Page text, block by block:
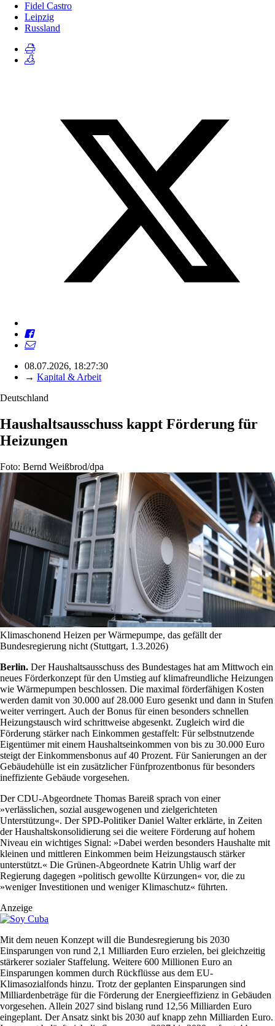
Fidel Castro
Leipzig
Russland
08.07.2026, 18:27:30
→ Kapital & Arbeit
Deutschland
Haushaltsausschuss kappt Förderung für
Heizungen
Foto: Bernd Weißbrod/dpa
Klimaschonend Heizen per Wärmepumpe, das gefällt der
Bundesregierung nicht (Stuttgart, 1.3.2026)
Berlin. Der Haushaltsausschuss des Bundestages hat am Mittwoch ein
neues ⁠Förderkonzept für den Umstieg auf klimafreundliche Heizungen
⁠wie Wärmepumpen beschlossen. Die maximal förderfähigen Kosten
werden damit von 30.000 auf 28.000 Euro gesenkt und dann in ‌Stufen
weiter verringert. Auch der Bonus für einen besonders schnellen
Heizungstausch wird schrittweise ‌abgesenkt. Zugleich wird die
Förderung stärker nach Einkommen gestaffelt: Für selbstnutzende
Eigentümer mit einem Haushaltseinkommen von ⁠bis zu 30.000 Euro
steigt der ‌Einkommensbonus auf 40 Prozent. Für Sanierungen an der
Gebäudehülle ist ein zusätzlicher Fünfprozentbonus ​für besonders
ineffiziente Gebäude vorgesehen.
Der CDU-Abgeordnete Thomas Bareiß sprach von einer
»verlässlichen, sozial ausgewogenen und zielgerichteten
Unterstützung«. Der SPD-Politiker Daniel Walter erklärte, in Zeiten
der ‌Haushaltskonsolidierung sei die weitere Förderung auf hohem
Niveau ein wichtiges Signal: »Dabei werden besonders Haushalte ‌mit
kleinen und ‌mittleren Einkommen ⁠beim Heizungstausch ⁠stärker
unterstützt.« Die Grünen-Abgeordnete Katrin Uhlig warf der
Regierung dagegen »politisch gewollte Kürzungen« vor, die ⁠zu
»weniger Investitionen und weniger Klimaschutz« führten.
Anzeige
Mit dem ‌neuen Konzept will die Bundesregierung bis 2030
Einsparungen von rund ⁠2,1 Milliarden Euro erzielen, bei gleichzeitig
stärkerer sozialer Staffelung. Weitere 600 Millionen Euro an
Einsparungen kommen durch Rückflüsse aus dem EU-
Klimasozialfonds hinzu. Trotz der geplanten Einsparungen sind
Milliardenbeträge für die Förderung ‌der Energieeffizienz in Gebäuden
vorgesehen. Allein 2027 sind bislang rund 12,56 Milliarden Euro
eingeplant. Der Ansatz sinkt bis 2030 auf knapp zehn ​Milliarden Euro.